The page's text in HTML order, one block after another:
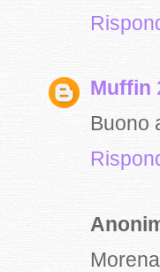
Muffin
Buono